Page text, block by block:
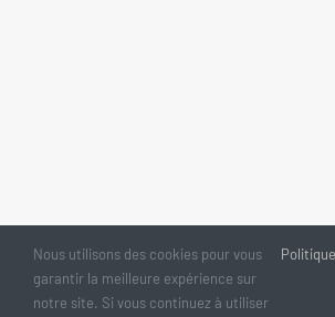
Nous utilisons des cookies pour vous
garantir la meilleure expérience sur
notre site. Si vous continuez à utiliser